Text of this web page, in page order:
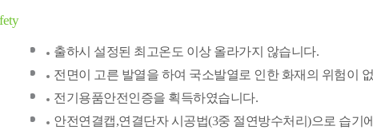
출하시 설정된 최고온도 이상 올라가지 않습니다.
전면이 고른 발열을 하여 국소발열로 인한 화재의 위험이
전기용품안전인증을 획득하였습니다.
안전연결캡,연결단자 시공법(3중 절연방수처리)으로 습기